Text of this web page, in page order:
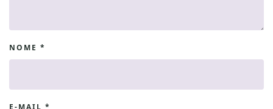
NOME *